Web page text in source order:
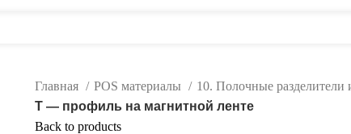
Главная POS материалы
10. Полочные
T — профиль на магнитной ленте
Back to products